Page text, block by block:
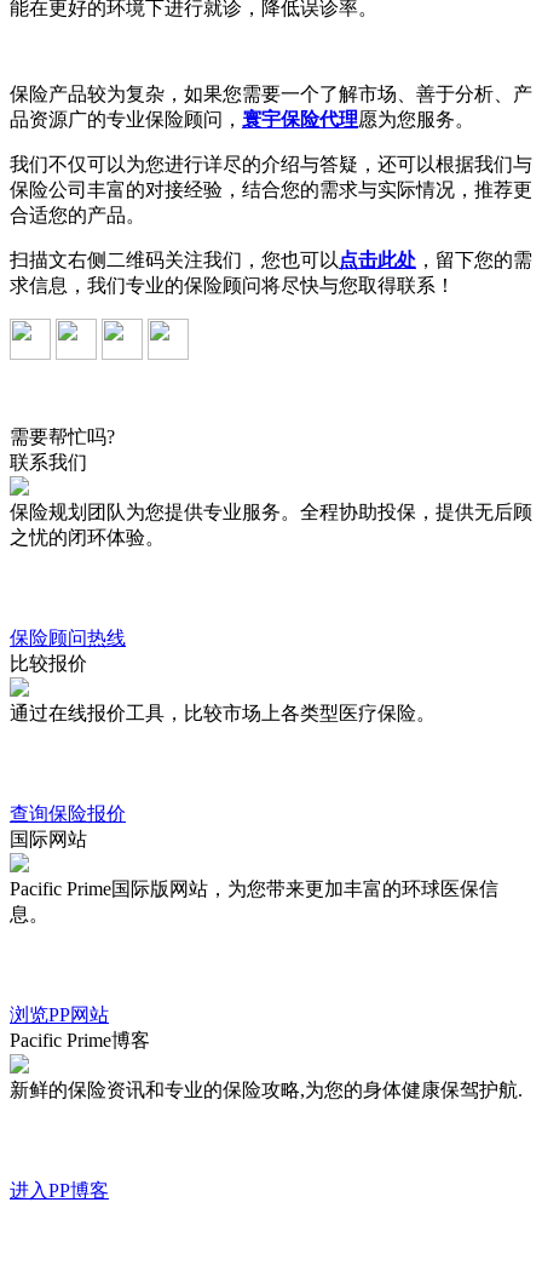
能在更好的环境下进行就诊，降低误诊率。
保险产品较为复杂，如果您需要一个了解市场、善于分析、产
品资源广的专业保险顾问， 寰宇保险代理愿为您服务。
我们不仅可以为您进行详尽的介绍与答疑，还可以根据我们与
保险公司丰富的对接经验，结合您的需求与实际情况，推荐更
合适您的产品。
扫描文右侧二维码关注我们，您也可以 点击此处 ，留下您的需
求信息，我们专业的保险顾问将尽快与您取得联系！
需要帮忙吗?
联系我们
保险规划团队为您提供专业服务。全程协助投保，提供无后顾
之忧的闭环体验。
保险顾问热线
比较报价
通过在线报价工具，比较市场上各类型医疗保险。
查询保险报价
国际网站
Pacific Prime国际版网站，为您带来更加丰富的环球医保信
息。
浏览PP网站
Pacific Prime博客
新鲜的保险资讯和专业的保险攻略,为您的身体健康保驾护航.
进入PP博客